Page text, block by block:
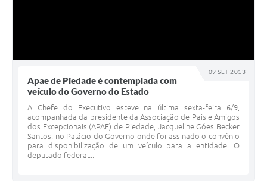
09 SET 2013
Apae de Piedade é contemplada com
veículo do Governo do Estado
A Chefe do Executivo esteve na última sexta-feira 6/9,
acompanhada da presidente da Associação de Pais e Amigos
dos Excepcionais (APAE) de Piedade, Jacqueline Góes Becker
Santos, no Palácio do Governo onde foi assinado o convênio
para disponibilização de um veículo para a entidade. O
deputado federal...